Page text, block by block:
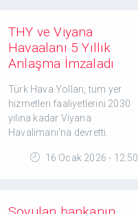
THY ve Viyana
Havaalanı 5 Yıllık
Anlaşma İmzaladı
Türk Hava Yolları, tüm yer
hizmetleri faaliyetlerini 2030
yılına kadar Viyana
Havalimanı’na devretti.
16 Ocak 2026 - 12:50